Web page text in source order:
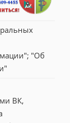
"Об
ВК,